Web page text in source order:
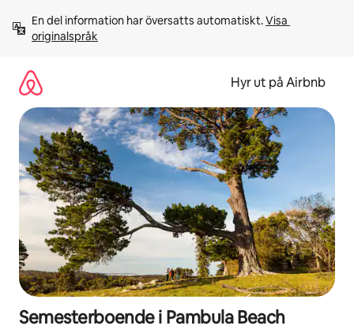
innehåll
En del information har översatts automatiskt. Visa
originalspråk
Hyr ut på Airbnb
Semesterboende i Pambula Beach